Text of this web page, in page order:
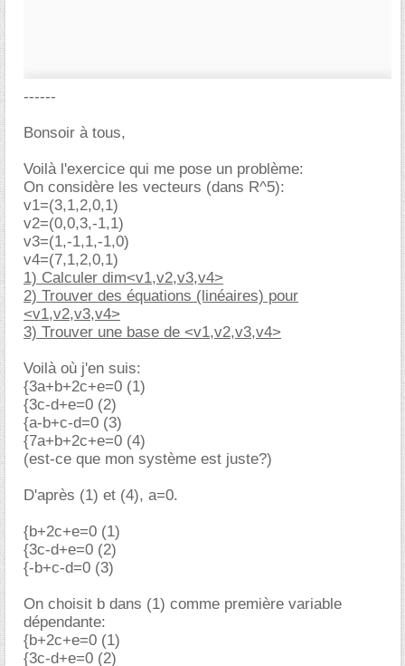
------
Bonsoir à tous,
Voilà l'exercice qui me pose un problème:
On considère les vecteurs (dans R^5):
v1=(3,1,2,0,1)
v2=(0,0,3,-1,1)
v3=(1,-1,1,-1,0)
v4=(7,1,2,0,1)
1) Calculer dim<v1,v2,v3,v4>
2) Trouver des équations (linéaires) pour
<v1,v2,v3,v4>
3) Trouver une base de <v1,v2,v3,v4>
Voilà où j'en suis:
{3a+b+2c+e=0 (1)
{3c-d+e=0 (2)
{a-b+c-d=0 (3)
{7a+b+2c+e=0 (4)
(est-ce que mon système est juste?)
D'après (1) et (4), a=0.
{b+2c+e=0 (1)
{3c-d+e=0 (2)
{-b+c-d=0 (3)
On choisit b dans (1) comme première variable
dépendante:
{b+2c+e=0 (1)
{3c-d+e=0 (2)